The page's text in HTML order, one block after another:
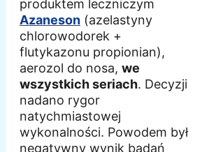
produktem leczniczym
Azaneson (azelastyny
chlorowodorek +
flutykazonu propionian),
aerozol do nosa, we
wszystkich seriach. Decyzji
nadano rygor
natychmiastowej
wykonalności. Powodem był
negatywny wynik badań